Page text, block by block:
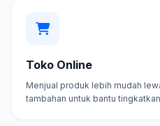
Toko Online
Menjual produk lebih mudah
tambahan untuk bantu